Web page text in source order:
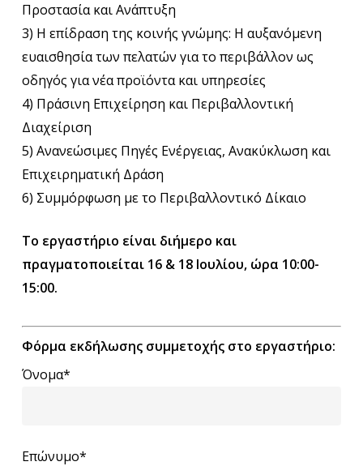
Προστασία και Ανάπτυξη
3) Η επίδραση της κοινής γνώμης: Η αυξανόμενη
ευαισθησία των πελατών για το περιβάλλον ως
οδηγός για νέα προϊόντα και υπηρεσίες
4) Πράσινη Επιχείρηση και Περιβαλλοντική
Διαχείριση
5) Ανανεώσιμες Πηγές Ενέργειας, Ανακύκλωση και
Επιχειρηματική Δράση
6) Συμμόρφωση με το Περιβαλλοντικό Δίκαιο
Το εργαστήριο είναι διήμερο και
πραγματοποιείται 16 & 18 Ιουλίου, ώρα 10:00-
15:00.
Φόρμα εκδήλωσης συμμετοχής στο εργαστήριο:
Όνομα*
Επώνυμο*